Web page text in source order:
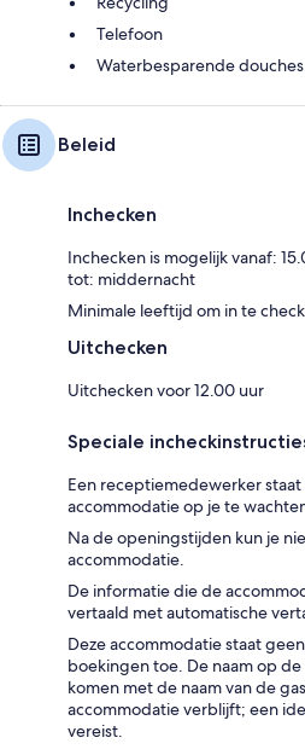
Telefoon
Waterbesparende douches
Beleid
Inchecken
Inchecken is mogelijk vanaf:
tot: middernacht
Minimale leeftijd om in te
Uitchecken
Uitchecken voor 12.00 uur
Speciale
Een receptiemedewerker
accommodatie op je te
Na de openingstijden kun je
accommodatie.
De informatie die de
vertaald met automatische
Deze accommodatie staat
boekingen toe. De naam op
komen met de naam van de
accommodatie verblijft; een
vereist.